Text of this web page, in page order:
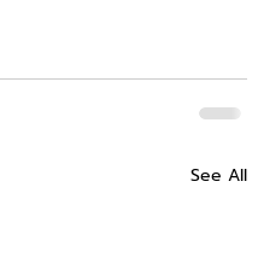
See All